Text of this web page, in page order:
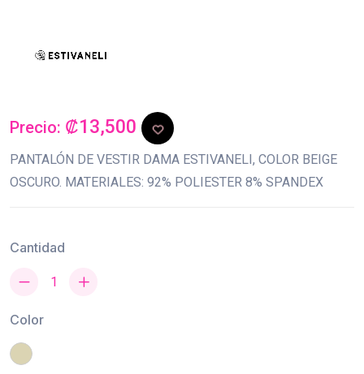
Precio: ₡13,500
PANTALÓN DE VESTIR DAMA ESTIVANELI, COLOR BEIGE
OSCURO. MATERIALES: 92% POLIESTER 8% SPANDEX
Cantidad
Color